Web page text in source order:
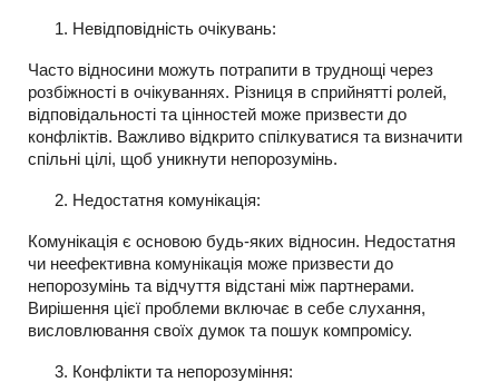
Невідповідність очікувань:
Часто відносини можуть потрапити в труднощі через
розбіжності в очікуваннях. Різниця в сприйнятті ролей,
відповідальності та цінностей може призвести до
конфліктів. Важливо відкрито спілкуватися та визначити
спільні цілі, щоб уникнути непорозумінь.
Недостатня комунікація:
Комунікація є основою будь-яких відносин. Недостатня
чи неефективна комунікація може призвести до
непорозумінь та відчуття відстані між партнерами.
Вирішення цієї проблеми включає в себе слухання,
висловлювання своїх думок та пошук компромісу.
Конфлікти та непорозуміння: